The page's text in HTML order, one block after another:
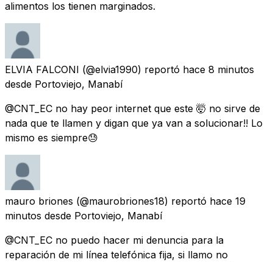
alimentos los tienen marginados.
ELVIA FALCONI (@elvia1990) reportó hace 8 minutos
desde Portoviejo, Manabí
@CNT_EC no hay peor internet que este 🤯 no sirve de
nada que te llamen y digan que ya van a solucionar!! Lo
mismo es siempre😓
mauro briones (@maurobriones18) reportó hace 19
minutos desde Portoviejo, Manabí
@CNT_EC no puedo hacer mi denuncia para la
reparación de mi línea telefónica fija, si llamo no